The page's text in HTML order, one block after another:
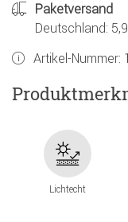
Paketversand
Deutschland:
Artikel-Nummer:
Lichtecht